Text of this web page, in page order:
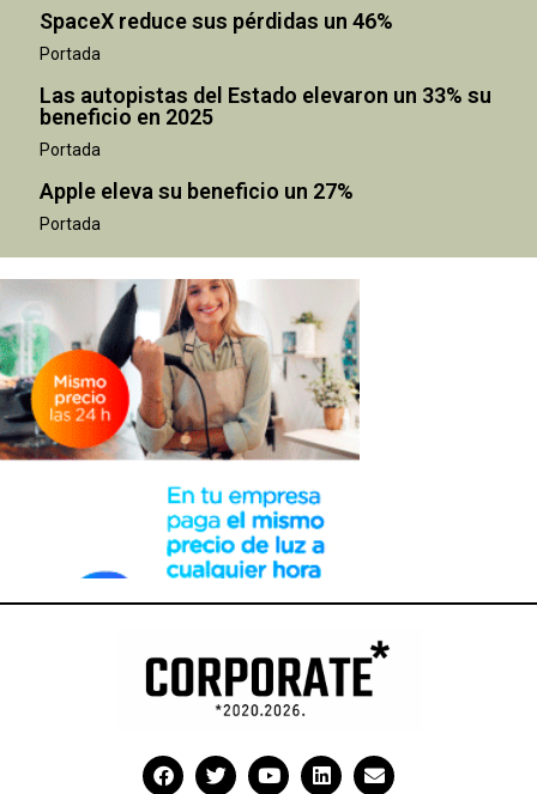
SpaceX reduce sus pérdidas un 46%
Portada
Las autopistas del Estado elevaron un 33% su
beneficio en 2025
Portada
Apple eleva su beneficio un 27%
Portada